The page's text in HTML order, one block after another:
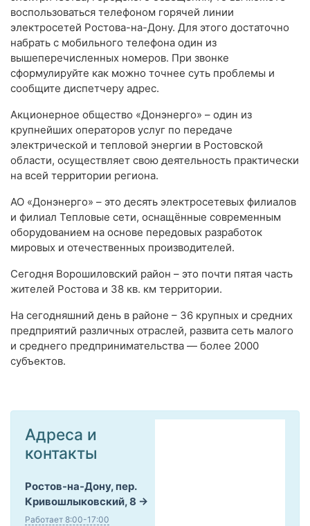
воспользоваться телефоном горячей линии
электросетей Ростова-на-Дону. Для этого достаточно
набрать с мобильного телефона один из
вышеперечисленных номеров. При звонке
сформулируйте как можно точнее суть проблемы и
сообщите диспетчеру адрес.
Акционерное общество «Донэнерго» – один из
крупнейших операторов услуг по передаче
электрической и тепловой энергии в Ростовской
области, осуществляет свою деятельность практически
на всей территории региона.
АО «Донэнерго» – это десять электросетевых филиалов
и филиал Тепловые сети, оснащённые современным
оборудованием на основе передовых разработок
мировых и отечественных производителей.
Сегодня Ворошиловский район – это почти пятая часть
жителей Ростова и 38 кв. км территории.
На сегодняшний день в районе – 36 крупных и средних
предприятий различных отраслей, развита сеть малого
и среднего предпринимательства — более 2000
субъектов.
Адреса и
контакты
Ростов-на-Дону, пер.
Кривошлыковский, 8
Работает 8:00-17:00